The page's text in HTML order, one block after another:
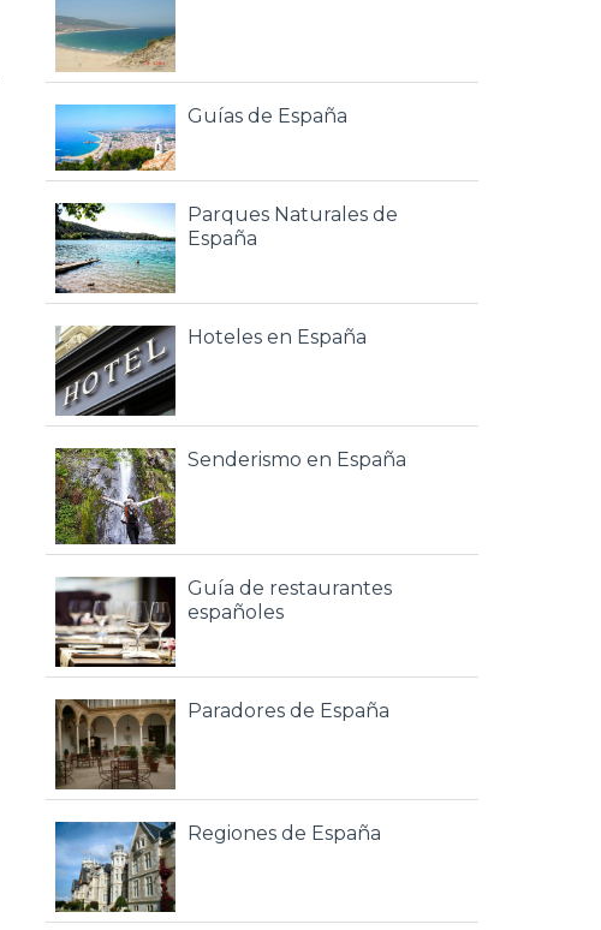
Guías de España
Parques Naturales de
España
Hoteles en España
Senderismo en España
Guía de restaurantes
españoles
Paradores de España
Regiones de España